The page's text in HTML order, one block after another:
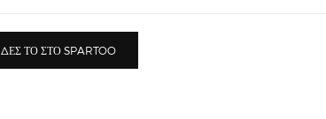
ΔΕΣ ΤΟ ΣΤΟ SPARTOO